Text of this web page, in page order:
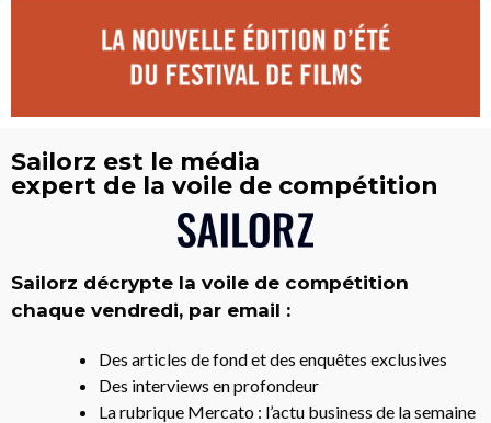
Sailorz est le média
expert de la voile de compétition
Sailorz décrypte la voile de compétition
chaque vendredi, par email :
Des articles de fond et des enquêtes exclusives
Des interviews en profondeur
La rubrique Mercato : l’actu business de la semaine